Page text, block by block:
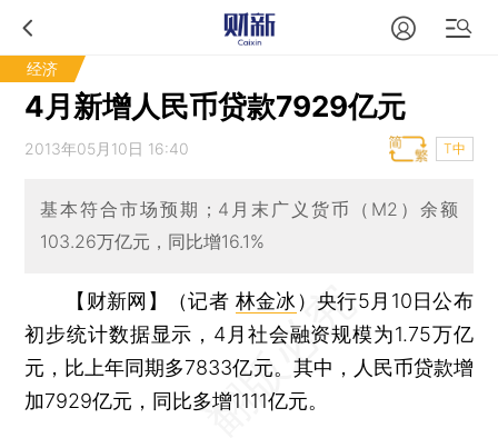
经济
4月新增人民币贷款7929亿元
2013年05月10日 16:40 T中
基本符合市场预期；4月末广义货币（M2）余额
103.26万亿元，同比增16.1%
【财新网】（记者 林金冰 ）央行5月10日公布
初步统计数据显示，4月社会融资规模为1.75万亿
元，比上年同期多7833亿元。其中，人民币贷款增
加7929亿元，同比多增1111亿元。